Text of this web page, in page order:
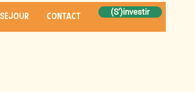
séjour contact (S')investir